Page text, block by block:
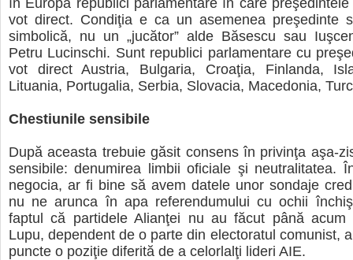
în Europa republici parlamentare în care
vot direct. Condiţia e ca un asemenea preşedinte
simbolică, nu un „jucător” alde Băsescu sau
Petru Lucinschi. Sunt republici parlamentare cu
vot direct Austria, Bulgaria, Croaţia, Finlanda,
Lituania, Portugalia, Serbia, Slovacia, Macedonia,
Chestiunile sensibile
După aceasta trebuie găsit consens în privinţa aşa-
sensibile: denumirea limbii oficiale şi neutralitatea.
negocia, ar fi bine să avem datele unor sondaje
nu ne arunca în apa referendumului cu ochii
faptul că partidele Alianţei nu au făcut până acum
Lupu, dependent de o parte din electoratul comunist,
puncte o poziţie diferită de a celorlalţi lideri AIE.